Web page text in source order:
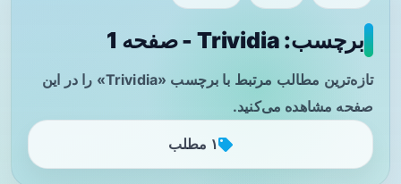
برچسب: Trividia - صفحه 1
تازه‌ترین مطالب مرتبط با برچسب «Trividia» را در این
صفحه مشاهده می‌کنید.
۱ مطلب